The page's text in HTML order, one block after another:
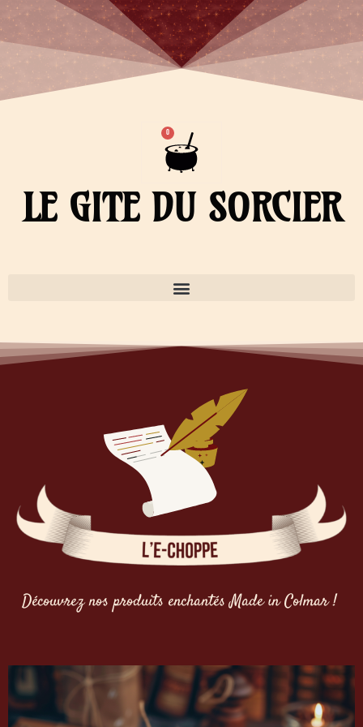
Aller
au
contenu
0
Panier
LE GITE DU SORCIER
Découvrez nos produits enchantés Made in Colmar !